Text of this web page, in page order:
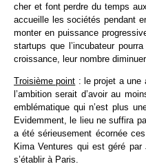
cher et font perdre du temps
accueille les sociétés pendant
monter en puissance
startups que l’incubateur
croissance, leur nombre
Troisième point : le projet a une
l’ambition serait d’avoir au
emblématique qui n’est plus
Evidemment, le lieu ne suffira
a été sérieusement écornée
Kima Ventures qui est géré par
s’établir à Paris.